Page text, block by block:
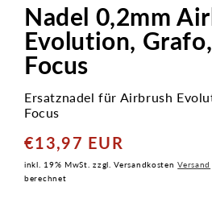
Modal
öffnenNadel 0,2mm
Evolution,
Focus
Ersatznadel für Airbrush
Focus
Normaler
Preis
€13,97 EUR
inkl. 19% MwSt. zzgl. VersandkostenVersand
berechnet